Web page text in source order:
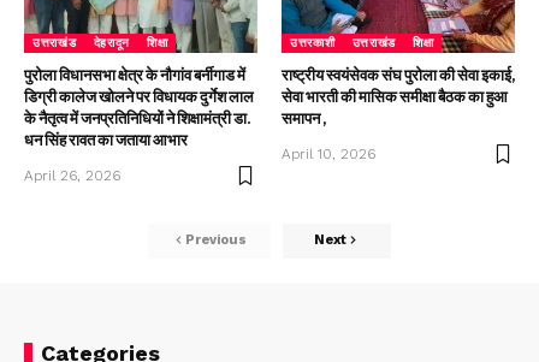
उत्तराखंड देहरादून शिक्षा
पुरोला विधानसभा क्षेत्र के नौगांव बर्नीगाड में
डिग्री कालेज खोलने पर विधायक दुर्गेश लाल
के नैतृत्व में जनप्रतिनिधियों ने शिक्षामंत्री डा.
धन सिंह रावत का जताया आभार
April 26, 2026
उत्तरकाशी उत्तराखंड शिक्षा
राष्ट्रीय स्वयंसेवक संघ पुरोला की सेवा इकाई,
सेवा भारती की मासिक समीक्षा बैठक का हुआ
समापन ,
April 10, 2026
Previous Next
Categories